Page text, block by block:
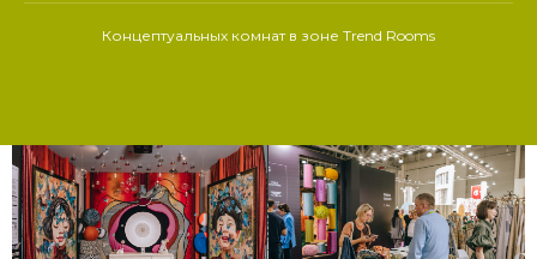
Концептуальных комнат в зоне Trend Rooms